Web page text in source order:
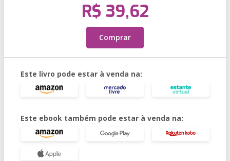
R$ 39,62
Comprar
Este livro pode estar à venda na:
Este ebook também pode estar à venda na: